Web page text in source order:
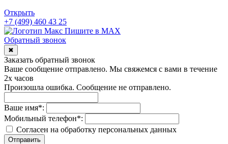
Открыть
+7 (499) 460 43 25
Пишите в MAX
Обратный звонок
✖
Заказать обратный звонок
Ваше сообщение отправлено. Мы свяжемся с вами в течение
2х часов
Произошла ошибка. Сообщение не отправлено.
Ваше имя*:
Мобильный телефон*:
Согласен на обработку персональныx данных
Отправить